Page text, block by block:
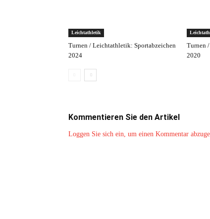
Leichtathletik
Turnen / Leichtathletik: Sportabzeichen
2024
Turnen
2020
Kommentieren Sie den Artikel
Loggen Sie sich ein, um einen Kommentar